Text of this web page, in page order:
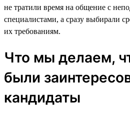
не тратили время на общение с
специалистами, а сразу выбирали
их требованиям.
Что мы делаем,
были
кандидаты